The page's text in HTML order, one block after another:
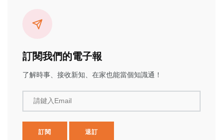
訂閱我們的電子報
了解時事、接收新知、在家也能當個知識通！
請鍵入Email
訂閱 退訂